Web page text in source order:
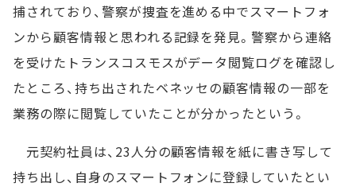
捕されており、警察が捜査を進める中でスマートフォ
ンから顧客情報と思われる記録を発見。警察から連絡
を受けたトランスコスモスがデータ閲覧ログを確認し
たところ、持ち出されたベネッセの顧客情報の一部を
業務の際に閲覧していたことが分かったという。
元契約社員は、23人分の顧客情報を紙に書き写して
持ち出し、自身のスマートフォンに登録していたとい